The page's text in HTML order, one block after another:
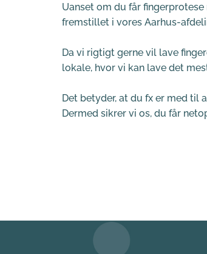
Uanset om du får
fremstillet i vores Aarhus-
Da vi rigtigt gerne vil lave
lokale, hvor vi kan lave det
Det betyder, at du fx er med
Dermed sikrer vi os, du får